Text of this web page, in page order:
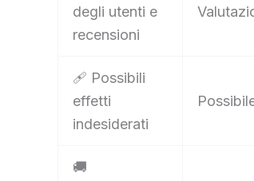
degli utenti e
recensioni
🩹 Possibili
effetti
indesiderati
🚚